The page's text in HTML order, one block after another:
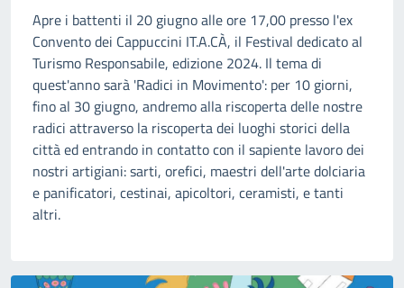
Apre i battenti il 20 giugno alle ore 17,00 presso l'ex
Convento dei Cappuccini IT.A.CÀ, il Festival dedicato al
Turismo Responsabile, edizione 2024. Il tema di
quest'anno sarà 'Radici in Movimento': per 10 giorni,
fino al 30 giugno, andremo alla riscoperta delle nostre
radici attraverso la riscoperta dei luoghi storici della
città ed entrando in contatto con il sapiente lavoro dei
nostri artigiani: sarti, orefici, maestri dell'arte dolciaria
e panificatori, cestinai, apicoltori, ceramisti, e tanti
altri.